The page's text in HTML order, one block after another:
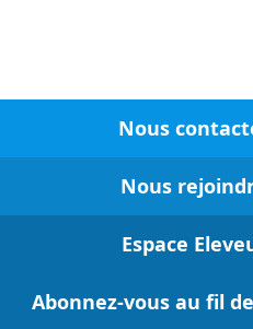
Nous
Nous
Espace
Abonnez-vous au fil